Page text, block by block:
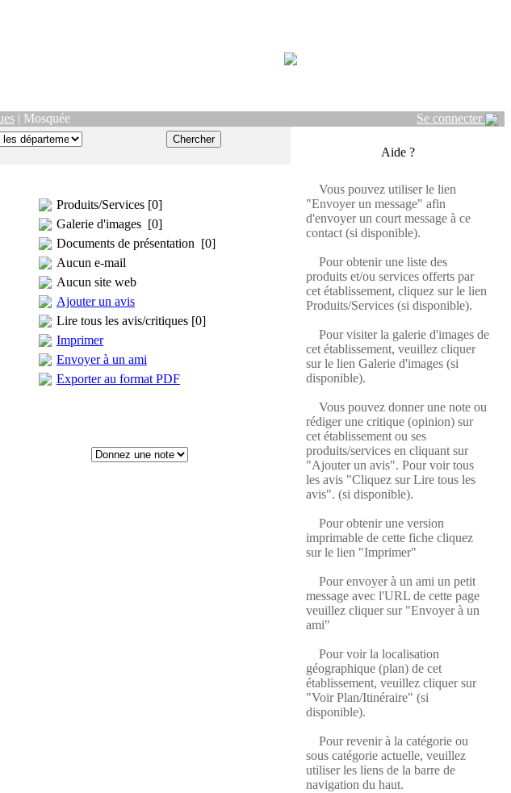
| Mosquée Se connecter
Produits/Services [0]
Galerie d'images [0]
Documents de présentation [0]
Aucun e-mail
Aucun site web
Ajouter un avis
Lire tous les avis/critiques [0]
Imprimer
Envoyer à un ami
Exporter au format PDF
Aide ?
Vous pouvez utiliser le lien
"Envoyer un message" afin
d'envoyer un court message à ce
contact (si disponible).
Pour obtenir une liste des
produits et/ou services offerts par
cet établissement, cliquez sur le lien
Produits/Services (si disponible).
Pour visiter la galerie d'images de
cet établissement, veuillez cliquer
sur le lien Galerie d'images (si
disponible).
Vous pouvez donner une note ou
rédiger une critique (opinion) sur
cet établissement ou ses
produits/services en cliquant sur
"Ajouter un avis". Pour voir tous
les avis "Cliquez sur Lire tous les
avis". (si disponible).
Pour obtenir une version
imprimable de cette fiche cliquez
sur le lien "Imprimer"
Pour envoyer à un ami un petit
message avec l'URL de cette page
veuillez cliquer sur "Envoyer à un
ami"
Pour voir la localisation
géographique (plan) de cet
établissement, veuillez cliquer sur
"Voir Plan/Itinéraire" (si
disponible).
Pour revenir à la catégorie ou
sous catégorie actuelle, veuillez
utiliser les liens de la barre de
navigation du haut.